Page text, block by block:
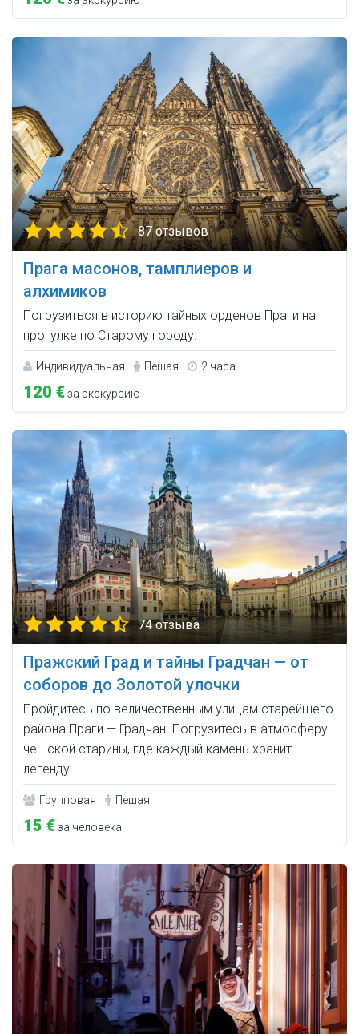
87 отзывов
Прага масонов, тамплиеров и
алхимиков
Погрузиться в историю тайных орденов Праги на
прогулке по Старому городу.
Индивидуальная Пешая 2 часа
120 €за экскурсию
74 отзыва
Пражский Град и тайны Градчан — от
соборов до Золотой улочки
Пройдитесь по величественным улицам старейшего
района Праги — Градчан. Погрузитесь в атмосферу
чешской старины, где каждый камень хранит
легенду.
Групповая Пешая
15 €за человека